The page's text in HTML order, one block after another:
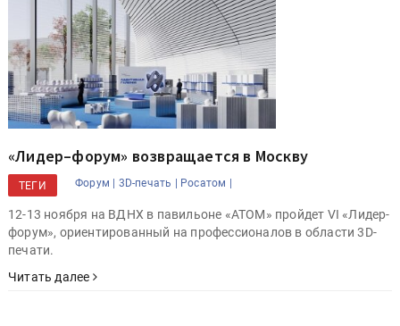
«Лидер–форум» возвращается в Москву
ТЕГИ Форум | 3D-печать | Росатом |
12-13 ноября на ВДНХ в павильоне «АТОМ» пройдет VI «Лидер-
форум», ориентированный на профессионалов в области 3D-
печати.
Читать далее